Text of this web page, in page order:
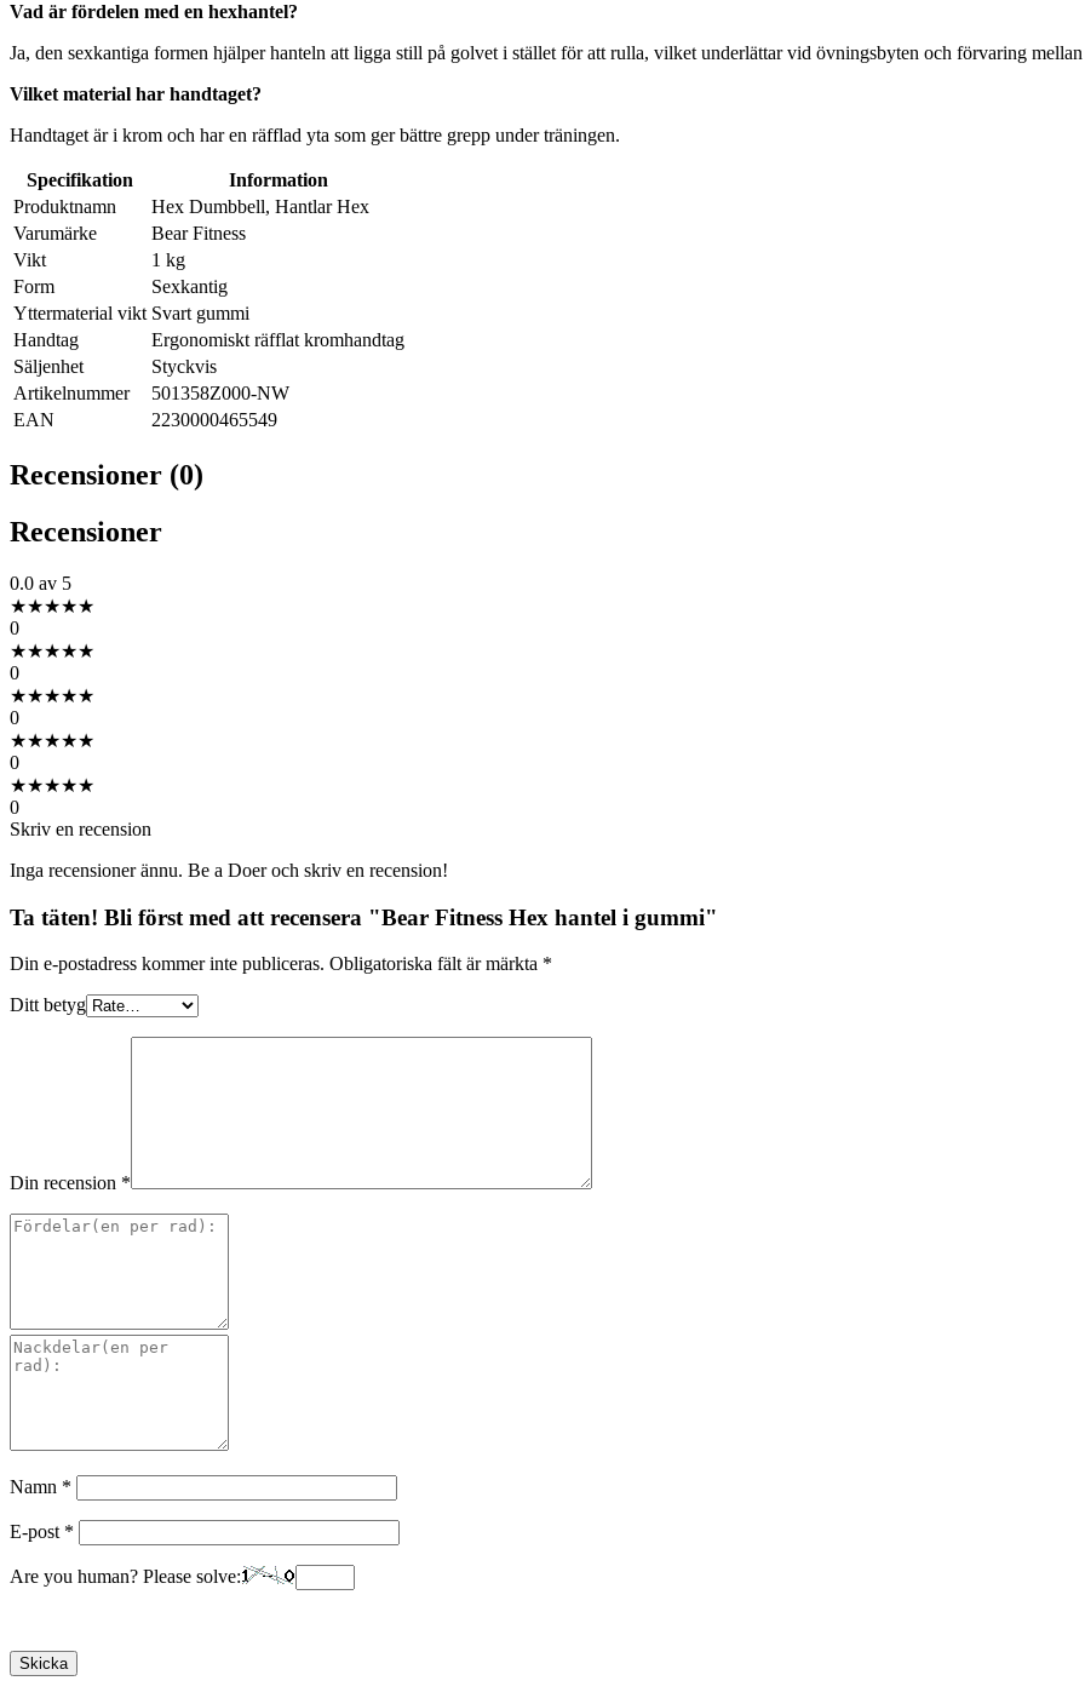
Vad är fördelen med en hexhantel?
Ja, den sexkantiga formen hjälper hanteln att ligga still på golvet i stället för att rulla, vilket underlättar vid övningsbyten och förvaring mellan
Vilket material har handtaget?
Handtaget är i krom och har en räfflad yta som ger bättre grepp under träningen.
Specifikation
Information
Produktnamn
Hex Dumbbell, Hantlar Hex
Varumärke
Bear Fitness
Vikt
1 kg
Form
Sexkantig
Yttermaterial vikt Svart gummi
Handtag
Ergonomiskt räfflat kromhandtag
Säljenhet
Styckvis
Artikelnummer
501358Z000-NW
EAN
2230000465549
Recensioner (0)
Recensioner
0.0 av 5
★★★★★
0
★★★★★
0
★★★★★
0
★★★★★
0
★★★★★
0
Skriv en recension
Inga recensioner ännu. Be a Doer och skriv en recension!
Ta täten! Bli först med att recensera "Bear Fitness Hex hantel i gummi"
Din e-postadress kommer inte publiceras. Obligatoriska fält är märkta *
Ditt betyg
Din recension *
Namn *
E-post *
Are you human? Please solve: